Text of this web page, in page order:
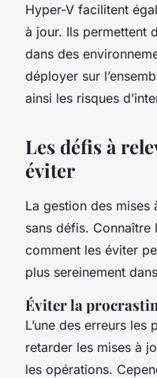
Hyper-V facilitent
à jour. Ils permettent
dans des
déployer sur
ainsi les risques
Les défis à
éviter
La gestion des mises
sans défis.
comment les éviter
plus sereinement
Éviter la
L’une des erreurs les
retarder les mises à
les opérations.